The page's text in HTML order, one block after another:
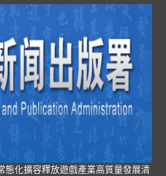
態化擴容釋放遊戲產業高質量發展清